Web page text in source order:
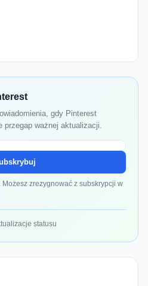
gdy Pinterest
przegap ważnej aktualizacji.
zrezygnować z subskrypcji w
statusu